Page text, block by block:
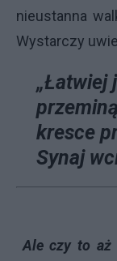
nieustanna
Wystarczy
„Łatwiej
kresce
Synaj
Ale czy to aż